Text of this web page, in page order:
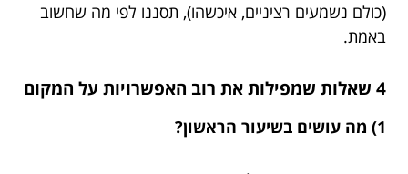
(כולם נשמעים רציניים, איכשהו), תסננו לפי מה שחשוב
באמת.
4 שאלות שמפילות את רוב האפשרויות על המקום
1) מה עושים בשיעור הראשון?